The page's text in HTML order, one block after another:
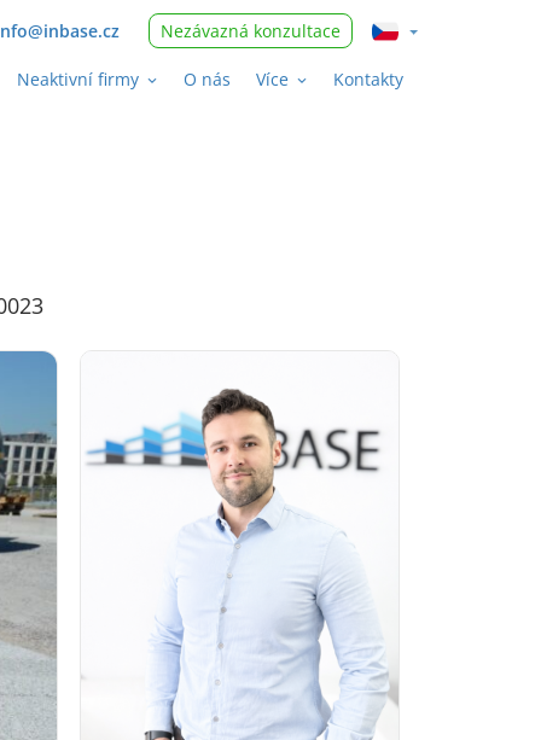
Nezávazná konzultace
Neaktivní firmy O nás Více Kontakty